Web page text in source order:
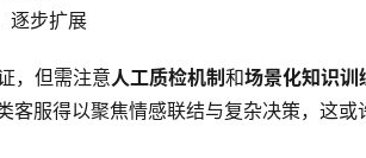
逐步扩展
，但需注意人工质检机制和场景化知识训
客服得以聚焦情感联结与复杂决策，这或